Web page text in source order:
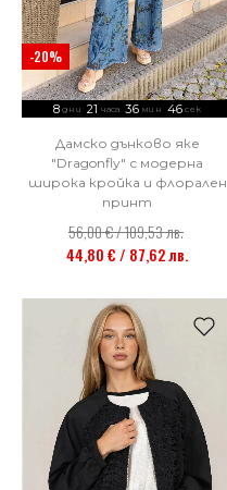
-20%
8 дни 21 часа 36 мин 44 сек
Дамско дънково яке
"Dragonfly" с модерна
широка кройка и флорален
принт
56,00 € / 109,53 лв.
44,80 € / 87,62 лв.